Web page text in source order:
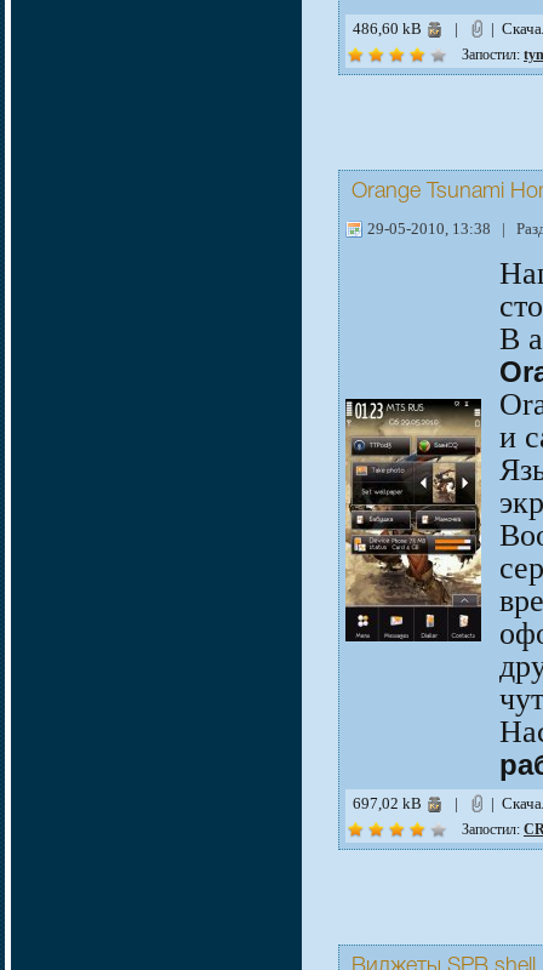
486,60 kB | |
Запостил:
Orange Tsunami
29-05-2010, 13:38 |
В
и
697,02 kB | |
Запостил: